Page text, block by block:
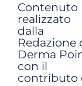
Contenuto
realizzato
dalla
Redazione
Derma
con il
contributo